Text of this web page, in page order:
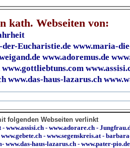
kath. Webseiten von:
Eucharistie.de www.maria-
www.adoremus.de
www.gottliebtuns.com
www.das-haus-lazarus.ch
folgenden Webseiten verlinkt
- www.assisi.ch - www.adorare.ch -
www.gebete.ch - www.segenskreis.at -
- www.das-haus-lazarus.ch - www.pater-pio.de